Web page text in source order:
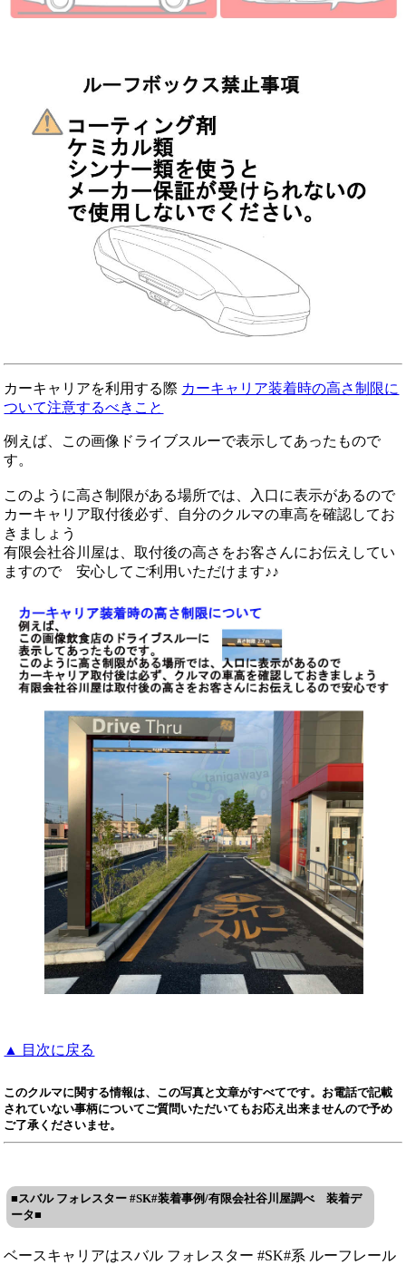
カーキャリアを利用する際 カーキャリア装着時の高さ制限に
ついて注意するべきこと
例えば、この画像ドライブスルーで表示してあったもので
す。
このように高さ制限がある場所では、入口に表示があるので
カーキャリア取付後必ず、自分のクルマの車高を確認してお
きましょう
有限会社谷川屋は、取付後の高さをお客さんにお伝えしてい
ますので 安心してご利用いただけます♪♪
▲ 目次に戻る
このクルマに関する情報は、この写真と文章がすべてです。お電話で記載
されていない事柄についてご質問いただいてもお応え出来ませんので予め
ご了承くださいませ。
■スバル フォレスター #SK#装着事例/有限会社谷川屋調べ 装着デ
ータ■
ベースキャリアはスバル フォレスター #SK#系 ルーフレール